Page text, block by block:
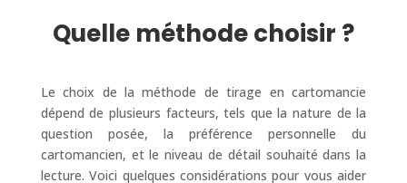
Quelle méthode choisir ?
Le choix de la méthode de tirage en cartomancie
dépend de plusieurs facteurs, tels que la nature de la
question posée, la préférence personnelle du
cartomancien, et le niveau de détail souhaité dans la
lecture. Voici quelques considérations pour vous aider